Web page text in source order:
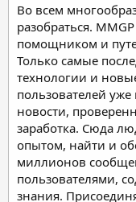
Во всем
разобраться.
помощником и
Только самые
технологии и
пользователей
новости,
заработка. Сюда
опытом, найти и
миллионов
пользователями,
знания.